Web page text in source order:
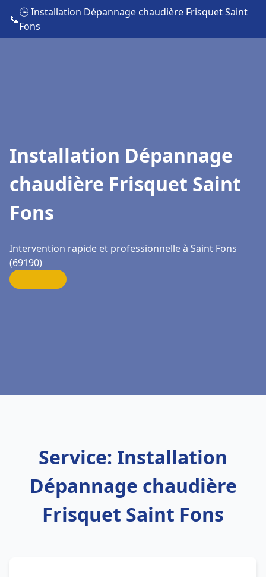
📞
🕒 Installation Dépannage chaudière Frisquet Saint
Fons
Installation Dépannage
chaudière Frisquet Saint
Fons
Intervention rapide et professionnelle à Saint Fons
(69190)
Service: Installation
Dépannage chaudière
Frisquet Saint Fons